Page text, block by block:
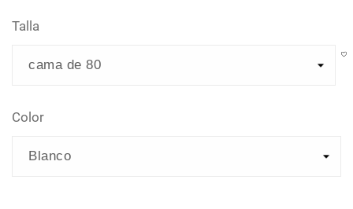
Talla
Color